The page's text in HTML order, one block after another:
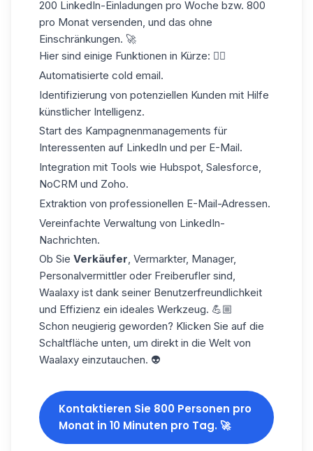
200 LinkedIn-Einladungen pro Woche bzw. 800
pro Monat versenden, und das ohne
Einschränkungen. 🚀
Hier sind einige Funktionen in Kürze: 👇🏼
Automatisierte cold email.
Identifizierung von potenziellen Kunden mit Hilfe
künstlicher Intelligenz.
Start des Kampagnenmanagements für
Interessenten auf LinkedIn und per E-Mail.
Integration mit Tools wie Hubspot, Salesforce,
NoCRM und Zoho.
Extraktion von professionellen E-Mail-Adressen.
Vereinfachte Verwaltung von LinkedIn-
Nachrichten.
Ob Sie Verkäufer, Vermarkter, Manager,
Personalvermittler oder Freiberufler sind,
Waalaxy ist dank seiner Benutzerfreundlichkeit
und Effizienz ein ideales Werkzeug. 💪🏼
Schon neugierig geworden? Klicken Sie auf die
Schaltfläche unten, um direkt in die Welt von
Waalaxy einzutauchen. 👽
Kontaktieren Sie 800 Personen pro
Monat in 10 Minuten pro Tag. 🚀